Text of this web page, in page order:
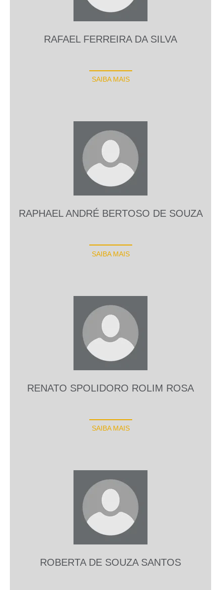
RAFAEL FERREIRA DA SILVA
SAIBA MAIS
RAPHAEL ANDRÉ BERTOSO DE SOUZA
SAIBA MAIS
RENATO SPOLIDORO ROLIM ROSA
SAIBA MAIS
ROBERTA DE SOUZA SANTOS